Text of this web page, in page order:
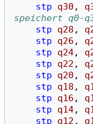
stp q30 ,
speichert q0-
stp
q28 ,
stp
q26 ,
stp
q24,
stp
q22 ,
stp
q20 ,
stp
q18 ,
stp
q16 ,
stp
q14,
stp
q12 ,